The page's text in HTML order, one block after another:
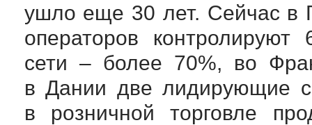
ушло еще 30 лет. Сейчас в
операторов
сети – более 70%, во
в Дании две лидирующие
в розничной торговле